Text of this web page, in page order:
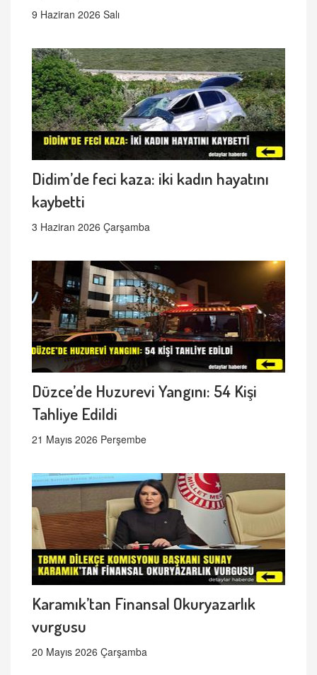
9 Haziran 2026 Salı
Didim’de feci kaza: iki kadın hayatını
kaybetti
3 Haziran 2026 Çarşamba
Düzce’de Huzurevi Yangını: 54 Kişi
Tahliye Edildi
21 Mayıs 2026 Perşembe
Karamık’tan Finansal Okuryazarlık
vurgusu
20 Mayıs 2026 Çarşamba